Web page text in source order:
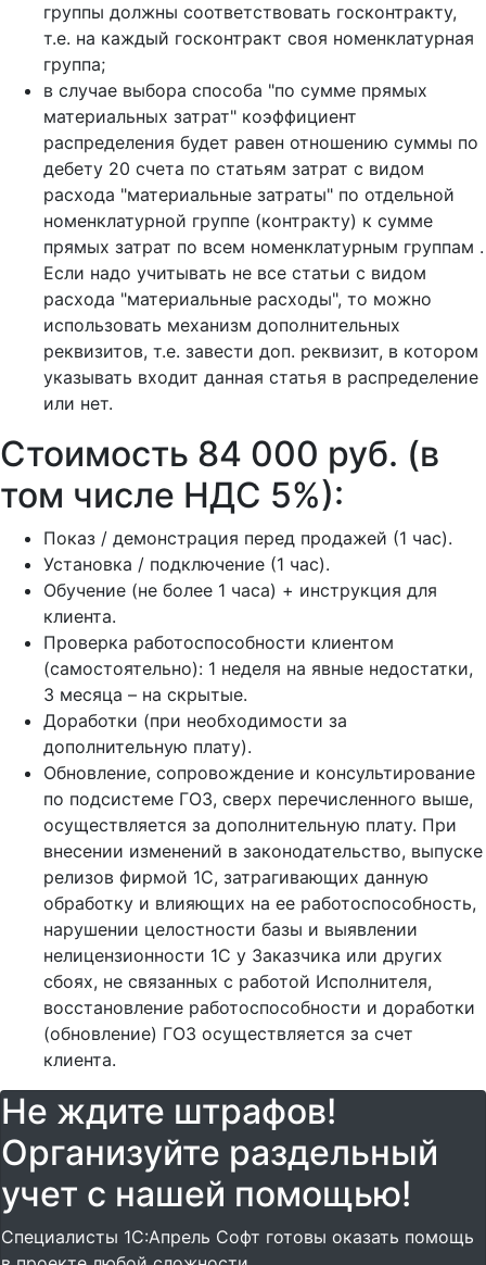
группы должны соответствовать госконтракту,
т.е. на каждый госконтракт своя номенклатурная
группа;
в случае выбора способа "по сумме прямых
материальных затрат" коэффициент
распределения будет равен отношению суммы по
дебету 20 счета по статьям затрат с видом
расхода "материальные затраты" по отдельной
номенклатурной группе (контракту) к сумме
прямых затрат по всем номенклатурным группам .
Если надо учитывать не все статьи с видом
расхода "материальные расходы", то можно
использовать механизм дополнительных
реквизитов, т.е. завести доп. реквизит, в котором
указывать входит данная статья в распределение
или нет.
Стоимость 84 000 руб. (в
том числе НДС 5%):
Показ / демонстрация перед продажей (1 час).
Установка / подключение (1 час).
Обучение (не более 1 часа) + инструкция для
клиента.
Проверка работоспособности клиентом
(самостоятельно): 1 неделя на явные недостатки,
3 месяца – на скрытые.
Доработки (при необходимости за
дополнительную плату).
Обновление, сопровождение и консультирование
по подсистеме ГОЗ, сверх перечисленного выше,
осуществляется за дополнительную плату. При
внесении изменений в законодательство, выпуске
релизов фирмой 1С, затрагивающих данную
обработку и влияющих на ее работоспособность,
нарушении целостности базы и выявлении
нелицензионности 1С у Заказчика или других
сбоях, не связанных с работой Исполнителя,
восстановление работоспособности и доработки
(обновление) ГОЗ осуществляется за счет
клиента.
Не ждите штрафов!
Организуйте раздельный
учет с нашей помощью!
Специалисты 1С:Апрель Софт готовы оказать помощь